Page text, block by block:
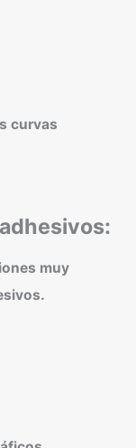
curvas
muy